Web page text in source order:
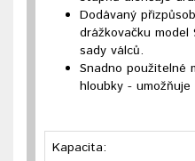
Dodávaný
drážkovačku model
sady válců.
Snadno použitelné
hloubky -
Kapacita: